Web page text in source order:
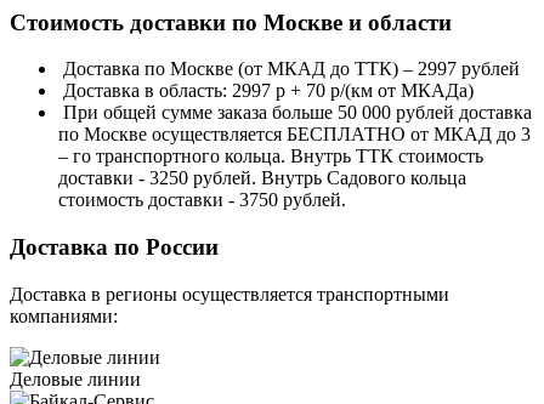
Стоимость доставки по Москве и области
Доставка по Москве (от МКАД до ТТК) – 2997 рублей
Доставка в область: 2997 р + 70 р/(км от МКАДа)
При общей сумме заказа больше 50 000 рублей доставка
по Москве осуществляется БЕСПЛАТНО от МКАД до 3
– го транспортного кольца. Внутрь ТТК стоимость
доставки - 3250 рублей. Внутрь Садового кольца
стоимость доставки - 3750 рублей.
Доставка по России
Доставка в регионы осуществляется транспортными
компаниями:
Деловые линии